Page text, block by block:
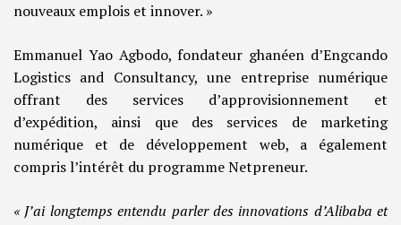
nouveaux emplois et innover. »
Emmanuel Yao Agbodo, fondateur ghanéen d’Engcando
Logistics and Consultancy, une entreprise numérique
offrant des services d’approvisionnement et
d’expédition, ainsi que des services de marketing
numérique et de développement web, a également
compris l’intérêt du programme Netpreneur.
« J’ai longtemps entendu parler des innovations d’Alibaba et